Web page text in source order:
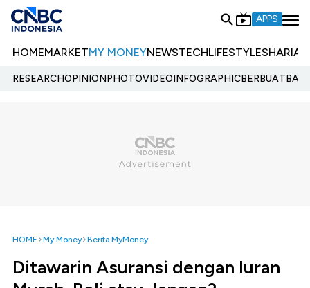
APPS
HOMEMARKETMY MONEYNEWSTECHLIFESTYLESHARIA
RESEARCHOPINIONPHOTOVIDEOINFOGRAPHIC
HOME My Money Berita MyMoney
Ditawarin Asuransi dengan Iuran